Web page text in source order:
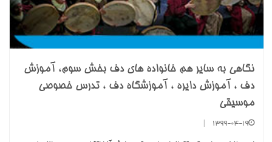
نگاهی به سایر هم خانواده های دف بخش سوم، آموزش
دف ، آموزش دایره ، آموزشگاه دف ، تدرس خصوصی
موسیقی
1399-04-19